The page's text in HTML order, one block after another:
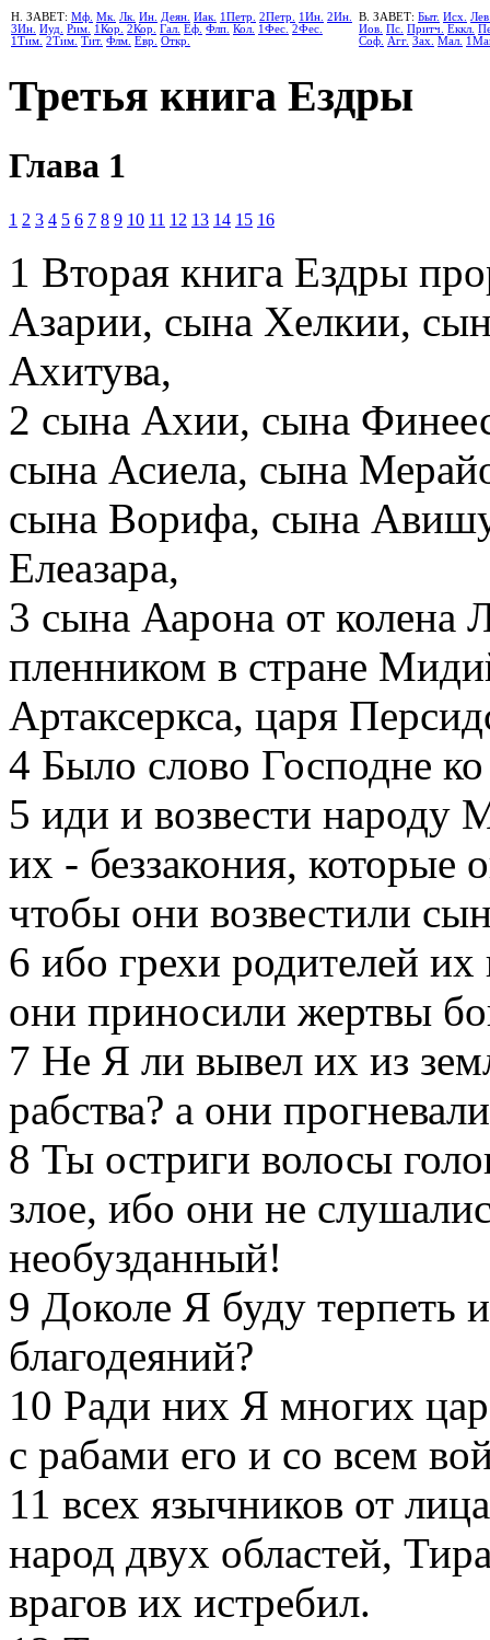
Н. ЗАВЕТ: Мф. Мк. Лк. Ин. Деян. Иак. 1Петр. 2Петр. 1Ин. 2Ин.
3Ин. Иуд. Рим. 1Кор. 2Кор. Гал. Еф. Флп. Кол. 1Фес. 2Фес.
1Тим. 2Тим. Тит. Флм. Евр. Откр.
В. ЗАВЕТ: Быт. Исх.
Иов. Пс. Притч. Еккл.
Соф.
Агг. Зах. Мал.
Третья книга Ездры
Глава 1
1 2 3 4 5 6 7 8 9 10 11 12 13 14 15 16
1 Вторая книга Ездры
Азарии, сына Хелкии,
Ахитува,
2 сына Ахии, сына
сына Асиела, сына
сына Ворифа, сына
Елеазара,
3 сына Аарона от колена
пленником в стране
Артаксеркса, царя
4 Было слово Господне
5 иди и возвести народу
их - беззакония,
чтобы они возвестили
6 ибо грехи родителей
они приносили жертвы
7 Не Я ли вывел их из
рабства? а они
8 Ты остриги волосы
злое, ибо они не
необузданный!
9 Доколе Я буду терпеть
благодеяний?
10 Ради них Я многих
с рабами его и со всем
11 всех язычников от
народ двух областей,
врагов их истребил.